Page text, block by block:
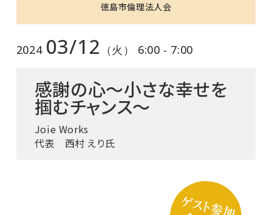
徳島市倫理法人会
2024 03/12 （火） 6:00 - 7:00
感謝の心～小さな幸せを
掴むチャンス～
Joie Works
代表 西村 えり氏